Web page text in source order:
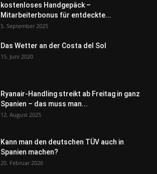
kostenloses Handgepäck –
Mitarbeiterbonus für entdeckte...
5. September 2025
Das Wetter an der Costa del Sol
15. Juni 2020
Ryanair-Handling streikt ab Freitag in ganz
Spanien – das muss man...
12. August 2025
Kann man den deutschen TÜV auch in
Spanien machen?
20. Februar 2026